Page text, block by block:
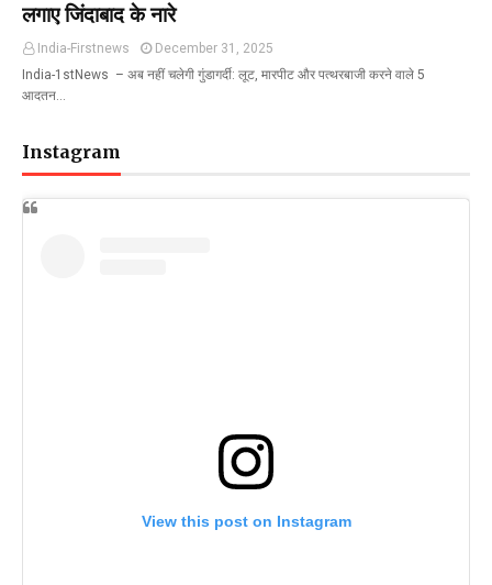
लगाए जिंदाबाद के नारे
India-Firstnews
December 31, 2025
India-1stNews ​ – अब नहीं चलेगी गुंडागर्दी: लूट, मारपीट और पत्थरबाजी करने वाले 5
आदतन…
Instagram
View this post on Instagram